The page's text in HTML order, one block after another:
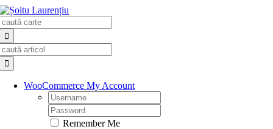
Skip
to
content
WooCommerce My Account
Username:
Password:
Remember Me